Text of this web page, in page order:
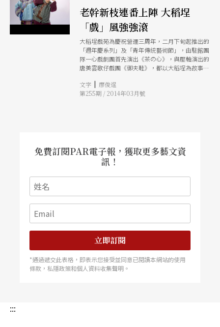
老幹新枝連番上陣 大稻埕
「戲」風強強滾
大稻埕戲苑為慶祝營運三周年，二月下旬起推出的
「週年慶系列」及「青年傳統藝術節」，由駐館團
隊一心戲劇團首先演出《茶の心》，與壓軸演出的
唐美雲歌仔戲團《御夫鞋》，都以大稻埕為故事背
子《越》與奇巧劇團《Roseman玫瑰俠》，另有
日本春謠流共襄盛舉。
文字 | 廖俊逞
第255期 / 2014年03月號
免費訂閱PAR電子報，獲取更多藝文資
訊！
立即訂閱
*通過遞交此表格，即表示您接受並同意已閱讀本網站的使用
條款，私隱政策和個人資料收集聲明。
:::